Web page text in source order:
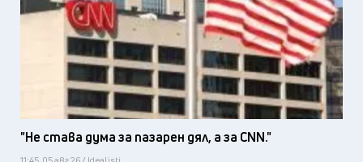
"Не става дума за пазарен дял, а за CNN."